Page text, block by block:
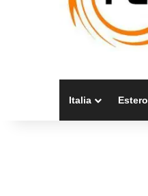
Italia Estero